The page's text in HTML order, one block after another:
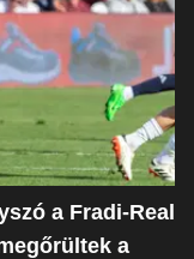
a Fradi-Real
a